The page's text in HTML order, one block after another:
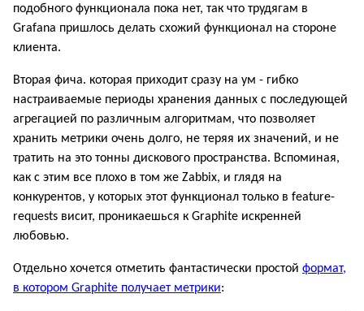
подобного функционала пока нет, так что трудягам в
Grafana пришлось делать схожий функционал на стороне
клиента.
Вторая фича. которая приходит сразу на ум - гибко
настраиваемые периоды хранения данных с последующей
агрегацией по различным алгоритмам, что позволяет
хранить метрики очень долго, не теряя их значений, и не
тратить на это тонны дискового пространства. Вспоминая,
как с этим все плохо в том же Zabbix, и глядя на
конкурентов, у которых этот функционал только в feature-
requests висит, проникаешься к Graphite искренней
любовью.
Отдельно хочется отметить фантастически простой формат,
в котором Graphite получает метрики: